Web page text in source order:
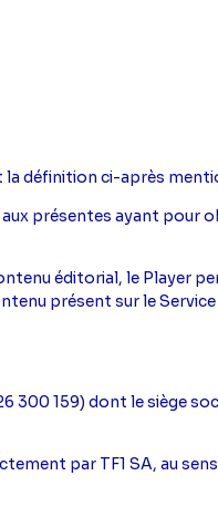
définition ci-après
présentes ayant pour
éditorial, le Player
présent sur le
300 159) dont le siège
par TF1 SA, au